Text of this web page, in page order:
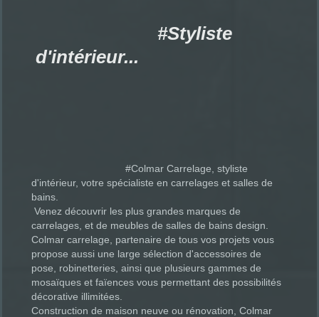
#Styliste
d'intérieur...
#Colmar Carrelage, styliste
d'intérieur, votre spécialiste en carrelages et salles de
bains.
Venez découvrir les plus grandes marques de
carrelages, et de meubles de salles de bains design.
Colmar carrelage, partenaire de tous vos projets vous
propose aussi une large sélection d'accessoires de
pose, robinetteries, ainsi que plusieurs gammes de
mosaïques et faïences vous permettant des possibilités
décorative illimitées.
Construction de maison neuve ou rénovation, Colmar